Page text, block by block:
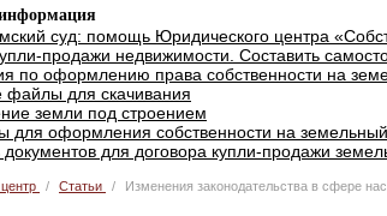
суд: помощь Юридического центра
продажи недвижимости. Составить
по оформлению права собственности на
файлы для скачивания
земли под строением
для оформления собственности на
для договора купли-продажи
Статьи Изменения законодательства в сфере